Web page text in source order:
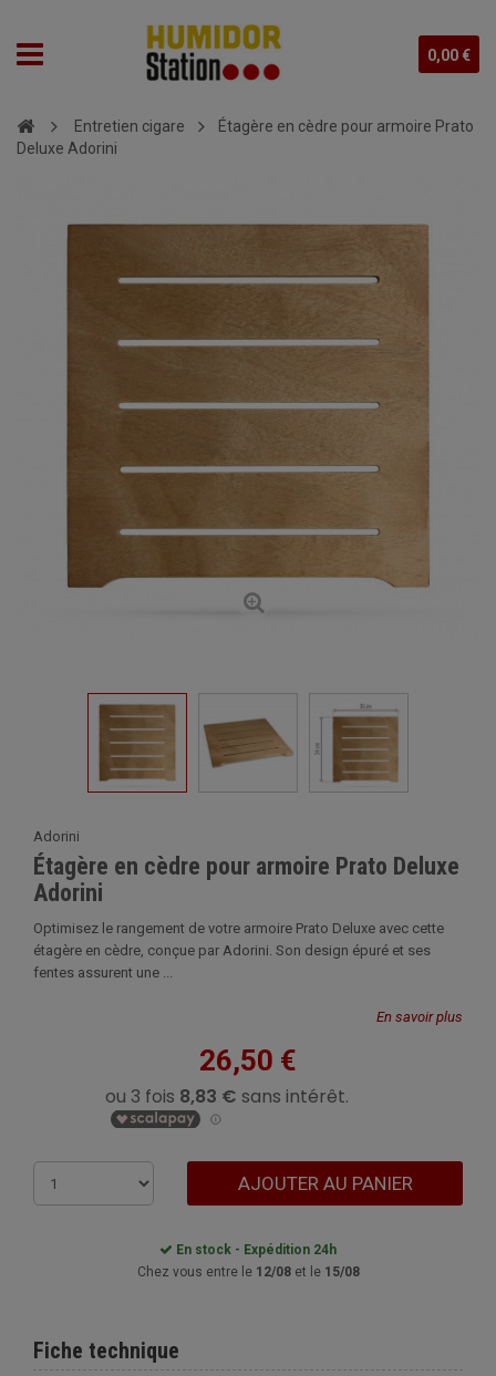
0,00 €
Entretien cigare
Étagère en cèdre pour armoire Prato
Deluxe Adorini
Adorini
Étagère en cèdre pour armoire Prato Deluxe
Adorini
Optimisez le rangement de votre armoire Prato Deluxe avec cette
étagère en cèdre, conçue par Adorini. Son design épuré et ses
fentes assurent une ...
En savoir plus
26,50 €
AJOUTER AU PANIER
En stock - Expédition 24h
Chez vous entre le 12/08et le 15/08
Fiche technique